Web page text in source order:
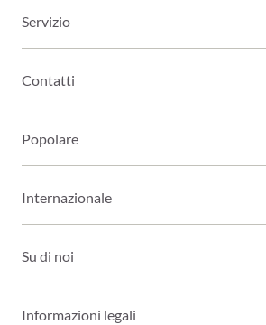
Servizio
Contatti
Popolare
Internazionale
Su di noi
Informazioni legali